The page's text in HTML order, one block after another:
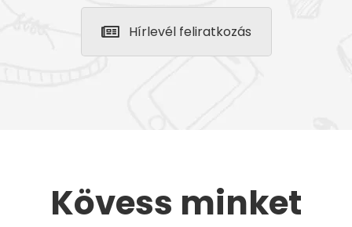
Hírlevél feliratkozás
Kövess minket